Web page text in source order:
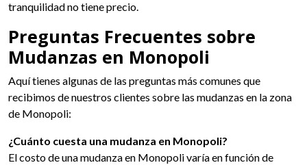
tranquilidad no tiene precio.
Preguntas Frecuentes sobre
Mudanzas en Monopoli
Aquí tienes algunas de las preguntas más comunes que
recibimos de nuestros clientes sobre las mudanzas en la zona
de Monopoli:
¿Cuánto cuesta una mudanza en Monopoli?
El costo de una mudanza en Monopoli varía en función de